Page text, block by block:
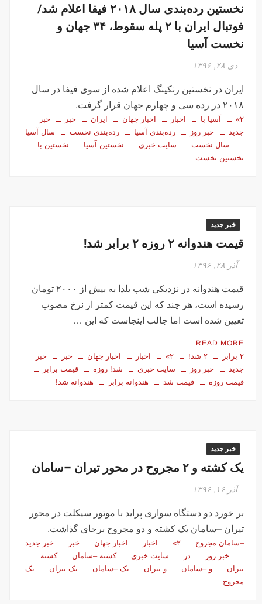
نخستین رده‌بندی سال ۲۰۱۸ فیفا اعلام شد/
فوتبال ایران با ۲ پله سقوط، ۳۴ جهان و
نخست آسیا
دی ۲۸, ۱۳۹۶
ایران در نخستین رنکینگ اعلام شده از سوی فیفا در سال
۲۰۱۸ در رده سی و چهارم جهان قرار گرفت.
۲» آسیا با اخبار اخبار جهان ایران خبر
خبر
جدید
خبر روز رده‌بندی آسیا رده‌بندی نخست
سال آسیا
سال نخست
سایت خبری نخستین آسیا
نخستین با
نخستین نخست
خبر جدید
قیمت هندوانه ۲ روزه ۲ برابر شد!
آذر ۲۸, ۱۳۹۶
قیمت هندوانه در نزدیکی شب یلدا به بیش از ۲۰۰۰ تومان
رسیده است، هر چند که این قیمت کمتر از نرخ مصوب
تعیین شده است اما جالب اینجاست که این …
READ MORE
۲ برابر ۲ شد! ۲» اخبار اخبار جهان خبر
خبر
جدید
خبر روز سایت خبری شد! روزه
قیمت برابر
قیمت روزه
قیمت شد هندوانه برابر هندوانه شد!
خبر جدید
یک کشته و ۲ مجروح در محور تیران –سامان
آذر ۱۶, ۱۳۹۶
بر خورد دو دستگاه سواری پراید با موتور سیکلت در محور
تیران –سامان یک کشته و دو مجروح برجای گذاشت.
–سامان مجروح ۲» اخبار اخبار جهان خبر
خبر جدید
خبر روز
در سایت خبری کشته –سامان
کشته
تیران
و –سامان و تیران یک –سامان یک تیران
یک
مجروح